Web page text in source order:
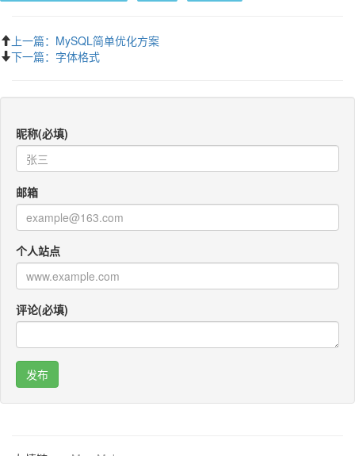
上一篇：MySQL简单优化方案
下一篇：字体格式
昵称(必填)
邮箱
个人站点
评论(必填)